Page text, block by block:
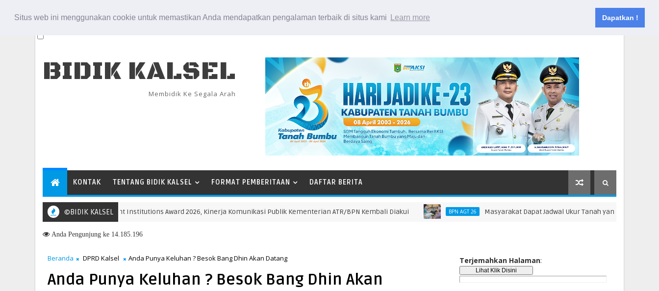
Situs web ini menggunakan cookie untuk memastikan Anda mendapatkan pengalaman terbaik di situs kami Learn more Dapatkan !
Kontak
BIDIK KALSEL
Membidik Ke Segala Arah
KONTAK TENTANG BIDIK KALSEL FORMAT PEMBERITAAN DAFTAR BERITA
©BIDIK KALSEL
Raih Popular Government Institutions Award 2026, Kinerja Komunikasi Publik Kementerian ATR/BPN Kembali Diakui BPN AGT 26 Masyarakat Dapat Jadwal Ukur Tanah yang Lebih Jelas
Anda Pengunjung ke 14.185.196
Beranda DPRD Kalsel Anda Punya Keluhan ? Besok Bang Dhin Akan Datang
Anda Punya Keluhan ? Besok Bang Dhin Akan
Terjemahkan Halaman: